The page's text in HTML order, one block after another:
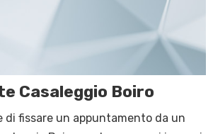
Casaleggio Boiro
di fissare un appuntamento da un